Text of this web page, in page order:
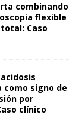
combinando
flexible
Caso
signo de
por
clínico